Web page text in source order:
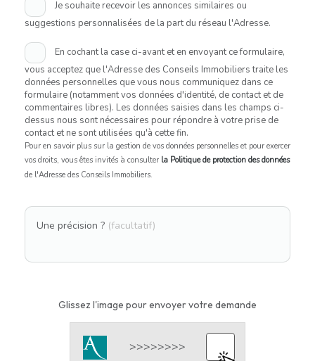
Je souhaite recevoir les annonces similaires ou
suggestions personnalisées de la part du réseau l'Adresse.
En cochant la case ci-avant et en envoyant ce formulaire,
vous acceptez que l'Adresse des Conseils Immobiliers traite les
données personnelles que vous nous communiquez dans ce
formulaire (notamment vos données d'identité, de contact et de
commentaires libres). Les données saisies dans les champs ci-
dessus nous sont nécessaires pour répondre à votre prise de
contact et ne sont utilisées qu'à cette fin.
Pour en savoir plus sur la gestion de vos données personnelles et pour exercer
vos droits, vous êtes invités à consulter la Politique de protection des données
de l'Adresse des Conseils Immobiliers.
Une précision ? (facultatif)
Glissez l'image pour envoyer votre demande